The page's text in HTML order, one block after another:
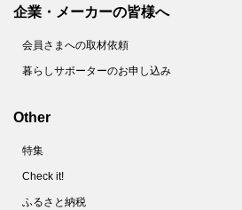
企業・メーカーの皆様へ
会員さまへの取材依頼
暮らしサポーターのお申し込み
Other
特集
Check it!
ふるさと納税